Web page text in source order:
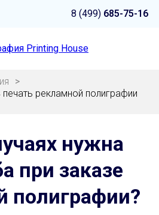
8 (499) 685-75-16
>
рекламной полиграфии
нужна
при заказе
полиграфии?